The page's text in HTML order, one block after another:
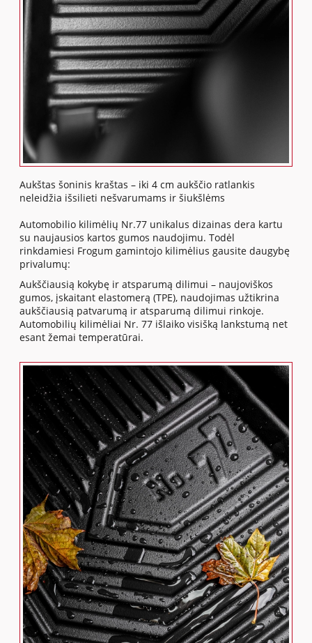
Aukštas šoninis kraštas – iki 4 cm aukščio ratlankis
neleidžia išsilieti nešvarumams ir šiukšlėms
Automobilio kilimėlių Nr.77 unikalus dizainas dera kartu
su naujausios kartos gumos naudojimu. Todėl
rinkdamiesi Frogum gamintojo kilimėlius gausite daugybę
privalumų:
Aukščiausią kokybę ir atsparumą dilimui – naujoviškos
gumos, įskaitant elastomerą (TPE), naudojimas užtikrina
aukščiausią patvarumą ir atsparumą dilimui rinkoje.
Automobilių kilimėliai Nr. 77 išlaiko visišką lankstumą net
esant žemai temperatūrai.